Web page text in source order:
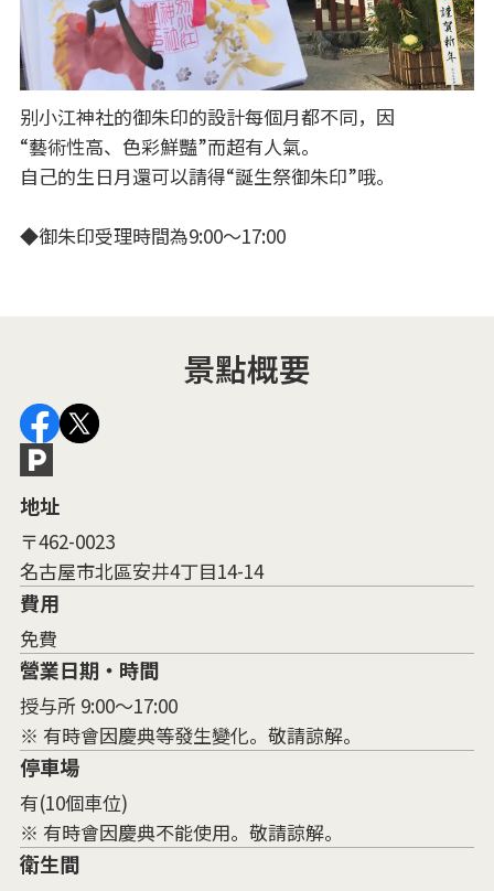
别小江神社的御朱印的設計每個月都不同，因
“藝術性高、色彩鮮豔”而超有人氣。
自己的生日月還可以請得“誕生祭御朱印”哦。
◆御朱印受理時間為9:00～17:00
景點概要
地址
〒462-0023
名古屋市北區安井4丁目14-14
費用
免費
營業日期・時間
授与所 9:00～17:00
※ 有時會因慶典等發生變化。敬請諒解。
停車場
有(10個車位)
※ 有時會因慶典不能使用。敬請諒解。
衛生間